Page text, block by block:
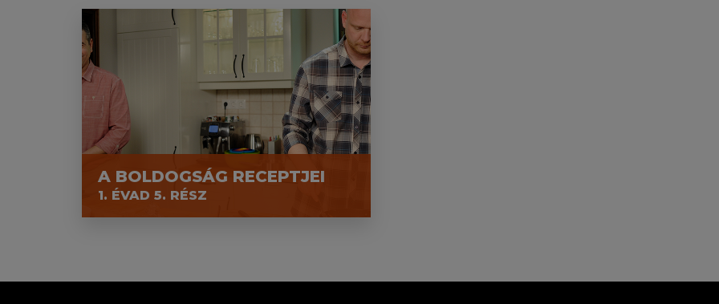
A BOLDOGSÁG RECEPTJEI
1. ÉVAD 5. RÉSZ